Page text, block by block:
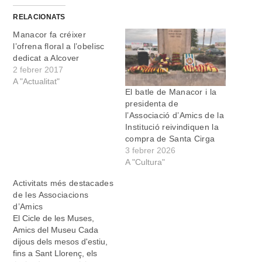
RELACIONATS
Manacor fa créixer
l’ofrena floral a l’obelisc
dedicat a Alcover
2 febrer 2017
A "Actualitat"
El batle de Manacor i la
presidenta de
l’Associació d’Amics de la
Institució reivindiquen la
compra de Santa Cirga
3 febrer 2026
A "Cultura"
Activitats més destacades
de les Associacions
d’Amics
El Cicle de les Muses,
Amics del Museu Cada
dijous dels mesos d'estiu,
fins a Sant Llorenç, els